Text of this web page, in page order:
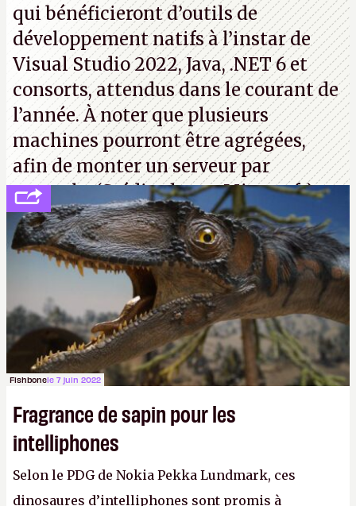
qui bénéficieront d’outils de
développement natifs à l’instar de
Visual Studio 2022, Java, .NET 6 et
consorts, attendus dans le courant de
l’année. À noter que plusieurs
machines pourront être agrégées,
afin de monter un serveur par
exemple. (Crédit photo : Microsoft)
Fishbonele 7 juin 2022
Fragrance de sapin pour les
intelliphones
Selon le PDG de Nokia Pekka Lundmark, ces
dinosaures d’intelliphones sont promis à